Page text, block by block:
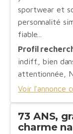
sportwear et
personnalité
fiable...
Profil
indiff., bien
attentionnée,
Voir l'annonce
73 ANS,
charme